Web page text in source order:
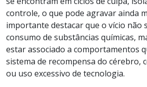
controle, o que pode agravar ainda
importante destacar que o vício não
consumo de substâncias químicas,
estar associado a comportamentos
sistema de recompensa do cérebro,
ou uso excessivo de tecnologia.